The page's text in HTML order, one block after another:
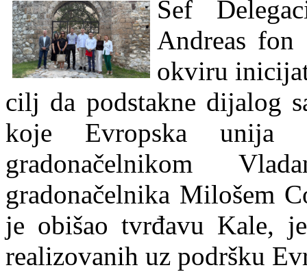
Šef
Andreas
okviru
cilj da podstakne dijalog
koje Evropska unija
gradonačelnikom
gradonačelnika Milošem
je obišao tvrđavu Kale,
realizovanih uz podršku